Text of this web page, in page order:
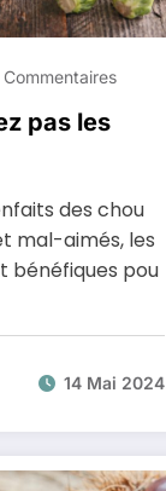
Commentaires
pas les
des chou
mal-aimés, les
bénéfiques pou
14 Mai 2024